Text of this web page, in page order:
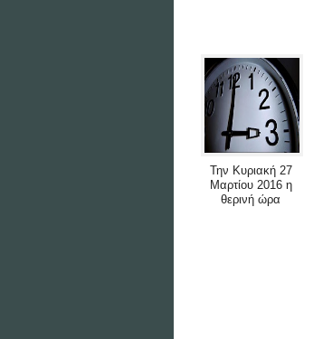
Την Κυριακή 27
Μαρτίου 2016 η
θερινή ώρα